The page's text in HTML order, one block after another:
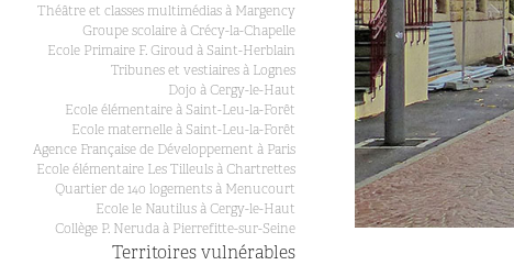
Théâtre et classes multimédias à Margency
Groupe scolaire à Crécy-la-Chapelle
Ecole Primaire F. Giroud à Saint-Herblain
Tribunes et vestiaires à Lognes
Dojo à Cergy-le-Haut
Ecole élémentaire à Saint-Leu-la-Forêt
Ecole maternelle à Saint-Leu-la-Forêt
Agence Française de Développement à Paris
Ecole élémentaire Les Tilleuls à Chartrettes
Quartier de 140 logements à Menucourt
Ecole le Nautilus à Cergy-le-Haut
Collège P. Neruda à Pierrefitte-sur-Seine
Territoires vulnérables